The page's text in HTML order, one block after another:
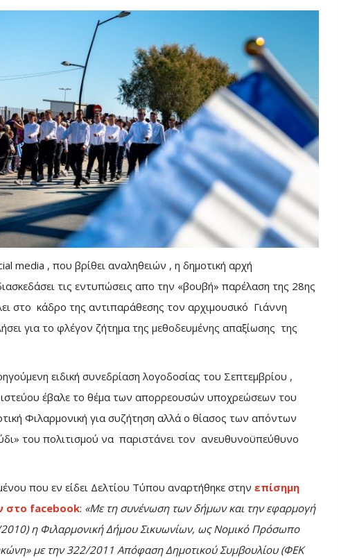
media , που βρίθει αναληθειών , η δημοτική αρχή
τις εντυπώσεις απο την «βουβή» παρέλαση της 28ης
στο κάδρο της αντιπαράθεσης τον αρχιμουσικό Γιάννη
για το φλέγον ζήτημα της μεθοδευμένης απαξίωσης της
ειδική συνεδρίαση λογοδοσίας του Σεπτεμβρίου ,
έβαλε το θέμα των απορρεουσών υποχρεώσεων του
Φιλαρμονική για συζήτηση αλλά ο θίασος των απόντων
του πολιτισμού να παριστάνει τον ανευθυνοϋπεύθυνο
που εν είδει Δελτίου Τύπου αναρτήθηκε στην επίσημη
στο facebook: «Με τη συνένωση των δήμων και την εφαρμογή
2010) η Φιλαρμονική Δήμου Σικυωνίων, ως Νομικό Πρόσωπο
με την 322/2011 Απόφαση Δημοτικού Συμβουλίου (ΦΕΚ